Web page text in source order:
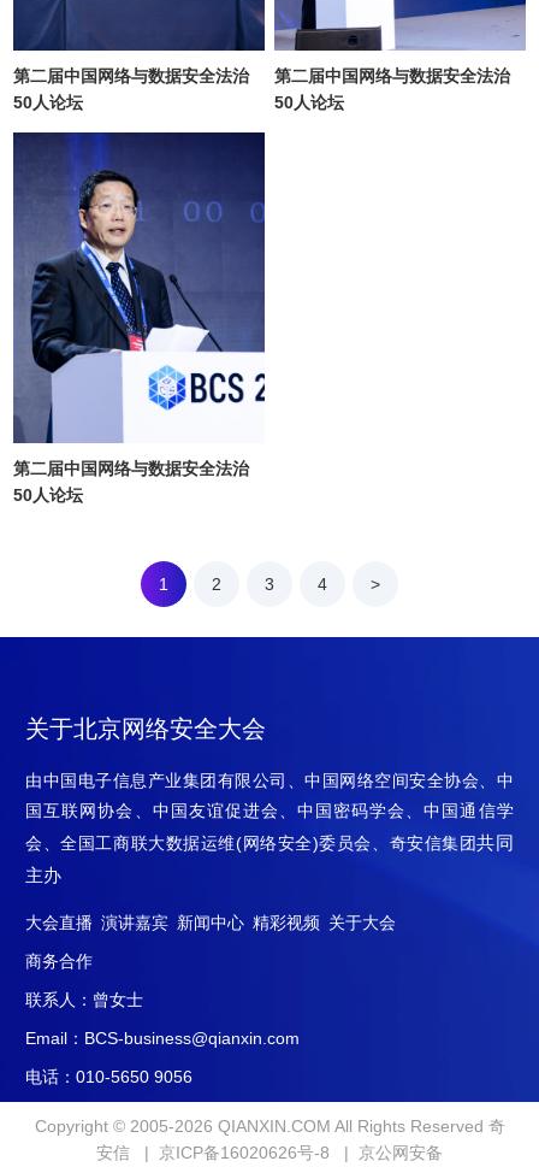
第二届中国网络与数据安全法治
50人论坛
第二届中国网络与数据安全法治
50人论坛
第二届中国网络与数据安全法治
50人论坛
1 2 3 4 >
关于北京网络安全大会
由中国电子信息产业集团有限公司、中国网络空间安全协会、中
国互联网协会、中国友谊促进会、中国密码学会、中国通信学
会、全国工商联大数据运维(网络安全)委员会、奇安信集团共同
主办
大会直播 演讲嘉宾 新闻中心 精彩视频 关于大会
商务合作
联系人：曾女士
Email：BCS-business@qianxin.com
电话：010-5650 9056
Copyright © 2005-2026 QIANXIN.COM All Rights Reserved 奇
安信 | 京ICP备16020626号-8 | 京公网安备